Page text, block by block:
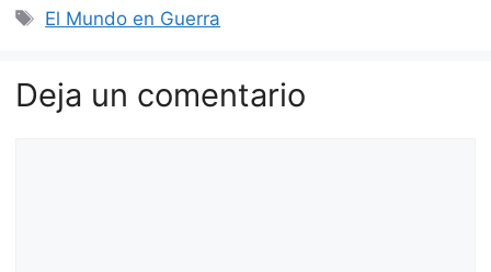
Etiquetas
El Mundo en Guerra
Deja un comentario